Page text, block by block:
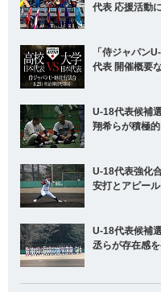
代表 応援活動
「侍ジャパン
代表 開催概要
U-18代表候補
翔希らが積極
U-18代表強化
安打とアピール
U-18代表候補
丞らが存在感